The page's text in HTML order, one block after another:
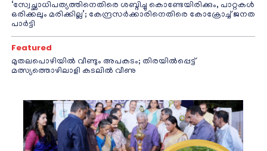
‘സ്വേച്ഛാധിപത്യത്തിനെതിരെ ശബ്ദിച്ചു കൊണ്ടേയിരിക്കും, പാറ്റകൾ
ഒരിക്കലും മരിക്കില്ല’; കേന്ദ്രസർക്കാരിനെതിരെ കോക്രോച്ച് ജനത
പാർട്ടി
Featured
മുതലപൊഴിയിൽ വീണ്ടും അപകടം; തിരയിൽപ്പെട്ട്
മത്സ്യത്തൊഴിലാളി കടലിൽ വീണു